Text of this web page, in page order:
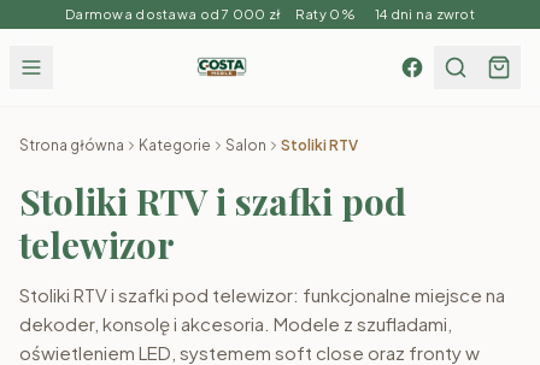
Darmowa dostawa od 7 000 zł Raty 0% 14 dni na zwrot
Strona główna Kategorie Salon Stoliki RTV
Stoliki RTV i szafki pod
telewizor
Stoliki RTV i szafki pod telewizor: funkcjonalne miejsce na
dekoder, konsolę i akcesoria. Modele z szufladami,
oświetleniem LED, systemem soft close oraz fronty w